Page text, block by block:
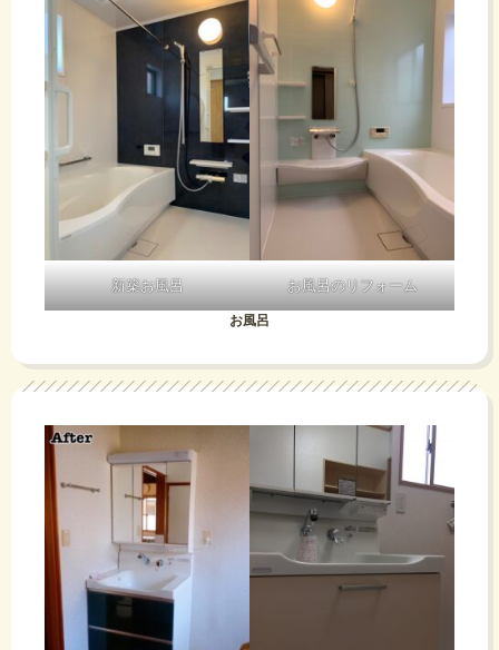
新築お風呂 お風呂のリフォーム
お風呂